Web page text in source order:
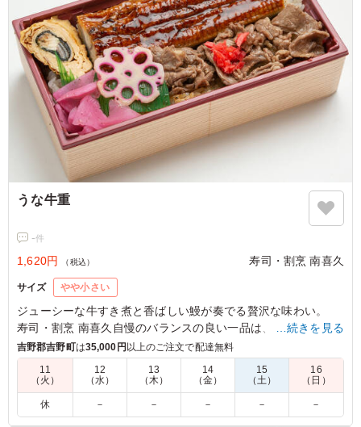
うな牛重
-件
1,620円 （税込） 寿司・割烹 南喜久
サイズ やや小さい
ジューシーな牛すき煮と香ばしい鰻が奏でる贅沢な味わい。
寿司・割烹 南喜久自慢のバランスの良い一品は、接待や大事な
お集まりに最適です。
…続きを見る
吉野郡吉野町は35,000円以上のご注文で配達無料
11
（火）
12
（水）
13
（木）
14
（金）
15
（土）
16
（日）
休 － － － － －